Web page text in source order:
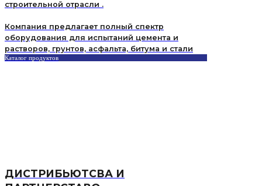
строительной отрасли .
Компания предлагает полный спектр
оборудования для испытаний цемента и
растворов, грунтов, асфальта, битума и стали
Каталог продуктов
ДИСТРИБЬЮТСВА И